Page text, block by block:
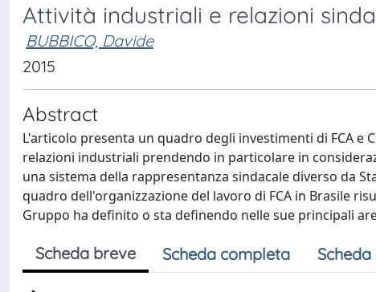
Attività industriali e relazioni
BUBBICO, Davide
2015
Abstract
L'articolo presenta un quadro degli investimenti di FCA e
relazioni industriali prendendo in particolare in
una sistema della rappresentanza sindacale diverso da
quadro dell'organizzazione del lavoro di FCA in Brasile
Gruppo ha definito o sta definendo nelle sue principali
Scheda breve Scheda completa